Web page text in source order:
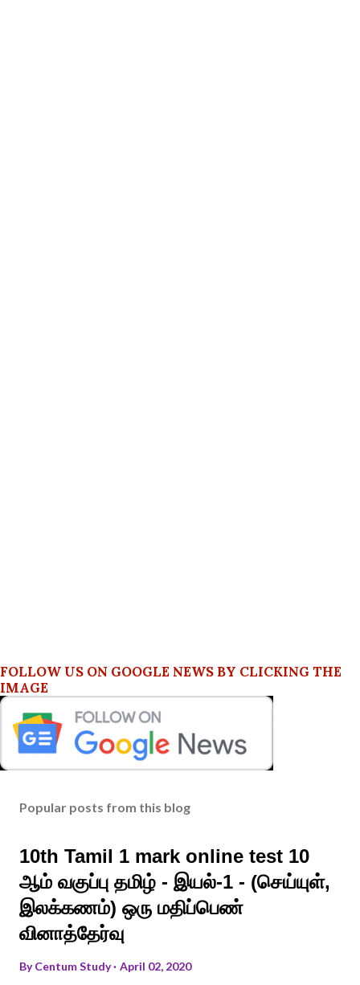
FOLLOW US ON GOOGLE NEWS BY CLICKING THE
IMAGE
Popular posts from this blog
10th Tamil 1 mark online test 10
ஆம் வகுப்பு தமிழ் - இயல்-1 - (செய்யுள்,
இலக்கணம்) ஒரு மதிப்பெண்
வினாத்தேர்வு
ByCentum Study April 02, 2020